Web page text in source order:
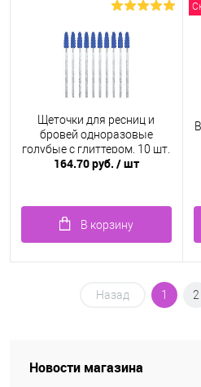
Щеточки для ресниц и
бровей одноразовые
голубые с глиттером, 10 шт.
164.70 руб. / шт
В корзину
Назад 1 2
Новости магазина